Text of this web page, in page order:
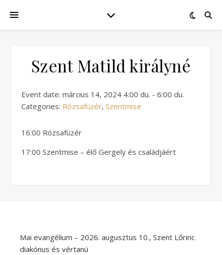
Szent Matild királyné
Event date: március 14, 2024 4:00 du. - 6:00 du.
Categories: Rózsafüzér, Szentmise
16:00 Rózsafüzér
17:00 Szentmise – élő Gergely és családjáért
Mai evangélium – 2026. augusztus 10., Szent Lőrinc
diakónus és vértanú